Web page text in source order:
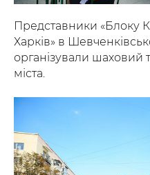
Представники «Блоку
Харків» в
організували
міста.